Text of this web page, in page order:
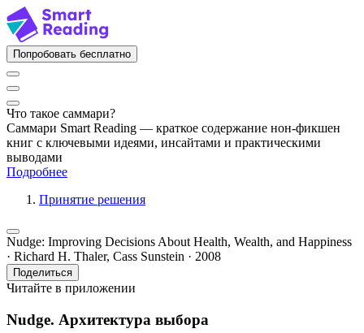
Попробовать бесплатно
Что такое саммари?
Саммари Smart Reading — краткое содержание нон-фикшен
книг с ключевыми идеями, инсайтами и практическими
выводами
Подробнее
Принятие решения
Nudge: Improving Decisions About Health, Wealth, and Happiness
· Richard H. Thaler, Cass Sunstein · 2008
Поделиться
Читайте в приложении
Nudge. Архитектура выбора